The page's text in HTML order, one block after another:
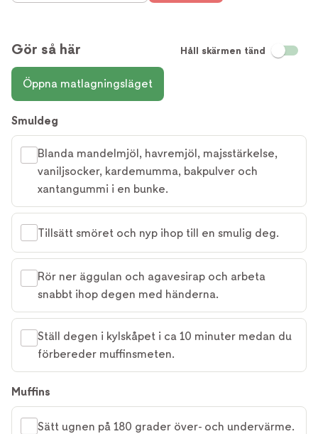
Gör så här Håll skärmen tänd
Öppna matlagningsläget
Smuldeg
Blanda mandelmjöl, havremjöl, majsstärkelse,
vaniljsocker, kardemumma, bakpulver och
xantangummi i en bunke.
Tillsätt smöret och nyp ihop till en smulig deg.
Rör ner äggulan och agavesirap och arbeta
snabbt ihop degen med händerna.
Ställ degen i kylskåpet i ca 10 minuter medan du
förbereder muffinsmeten.
Muffins
Sätt ugnen på 180 grader över- och undervärme.